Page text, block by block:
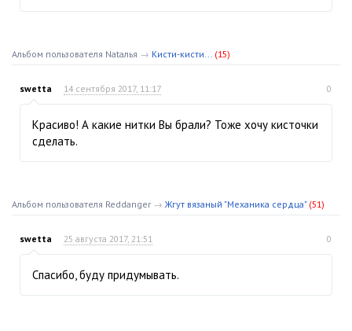
Альбом пользователя Nataлья → Кисти-кисти... (15)
swetta 14 сентября 2017, 11:17 0
Красиво! А какие нитки Вы брали? Тоже хочу кисточки
сделать.
Альбом пользователя Reddanger → Жгут вязаный "Механика сердца" (51)
swetta 25 августа 2017, 21:51 0
Спасибо, буду придумывать.